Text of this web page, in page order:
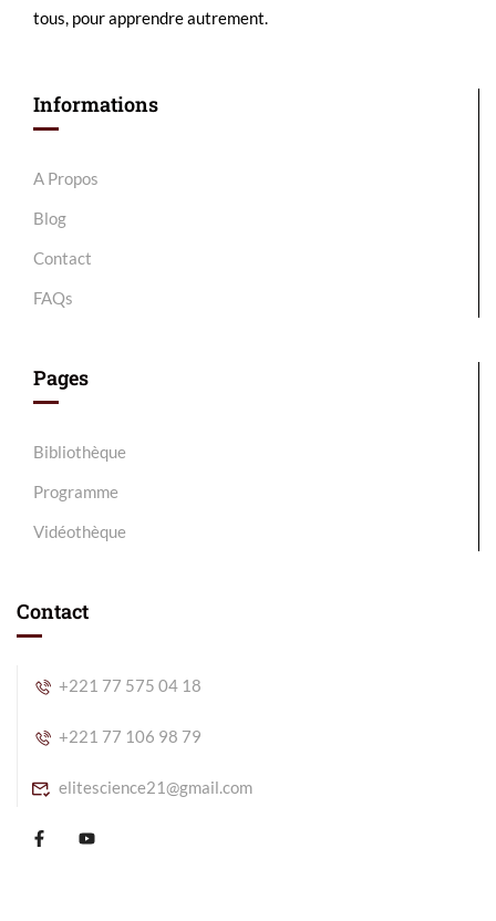
tous, pour apprendre autrement.
Informations
A Propos
Blog
Contact
FAQs
Pages
Bibliothèque
Programme
Vidéothèque
Contact
+221 77 575 04 18
+221 77 106 98 79
elitescience21@gmail.com